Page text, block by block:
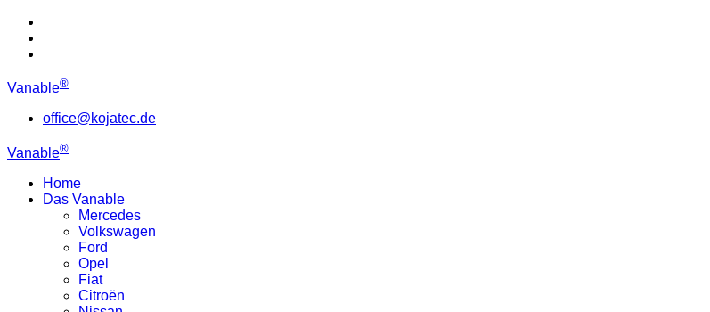
Vanable®
office@kojatec.de
Vanable®
Home
Das Vanable
Mercedes
Volkswagen
Ford
Opel
Fiat
Citroën